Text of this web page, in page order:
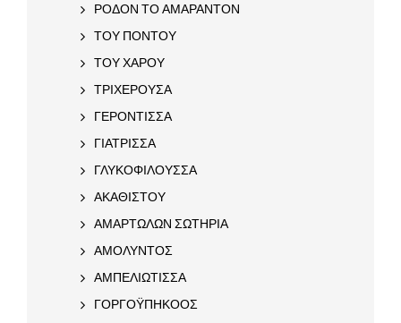
ΡΟΔΟΝ ΤΟ ΑΜΑΡΑΝΤΟΝ
ΤΟΥ ΠΟΝΤΟΥ
ΤΟΥ ΧΑΡΟΥ
ΤΡΙΧΕΡΟΥΣΑ
ΓΕΡΟΝΤΙΣΣΑ
ΓΙΑΤΡΙΣΣΑ
ΓΛΥΚΟΦΙΛΟΥΣΣΑ
ΑΚΑΘΙΣΤΟΥ
ΑΜΑΡΤΩΛΩΝ ΣΩΤΗΡΙΑ
ΑΜΟΛΥΝΤΟΣ
ΑΜΠΕΛΙΩΤΙΣΣΑ
ΓΟΡΓΟΫΠΗΚΟΟΣ